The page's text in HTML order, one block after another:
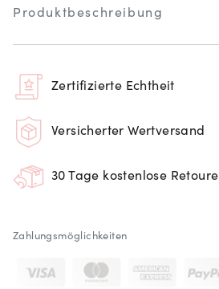
Produktbeschreibung
Zertifizierte Echtheit
Versicherter Wertversand
30 Tage kostenlose Retoure
Zahlungsmöglichkeiten